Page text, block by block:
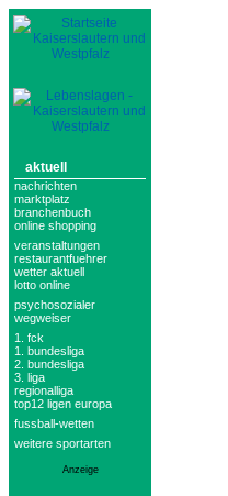
aktuell
nachrichten
marktplatz
branchenbuch
online shopping
veranstaltungen
restaurantfuehrer
wetter aktuell
lotto online
psychosozialer
wegweiser
1. fck
1. bundesliga
2. bundesliga
3. liga
regionalliga
top12 ligen europa
fussball-wetten
weitere sportarten
Anzeige